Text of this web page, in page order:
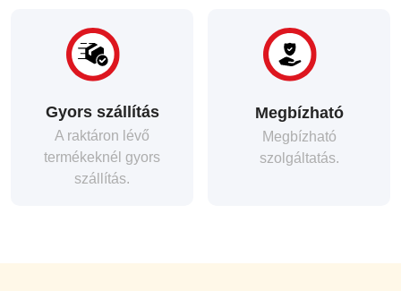
Gyors szállítás
A raktáron lévő
termékeknél gyors
szállítás.
Megbízható
Megbízható
szolgáltatás.